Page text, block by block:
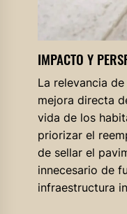
IMPACTO Y
La relevancia
mejora directa
vida de los
priorizar el
de sellar el
innecesario de
infraestructura